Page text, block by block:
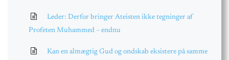
Leder: Derfor bringer Ateisten ikke tegninger af
Profeten Muhammed – endnu
Kan en almægtig Gud og ondskab eksistere på samme